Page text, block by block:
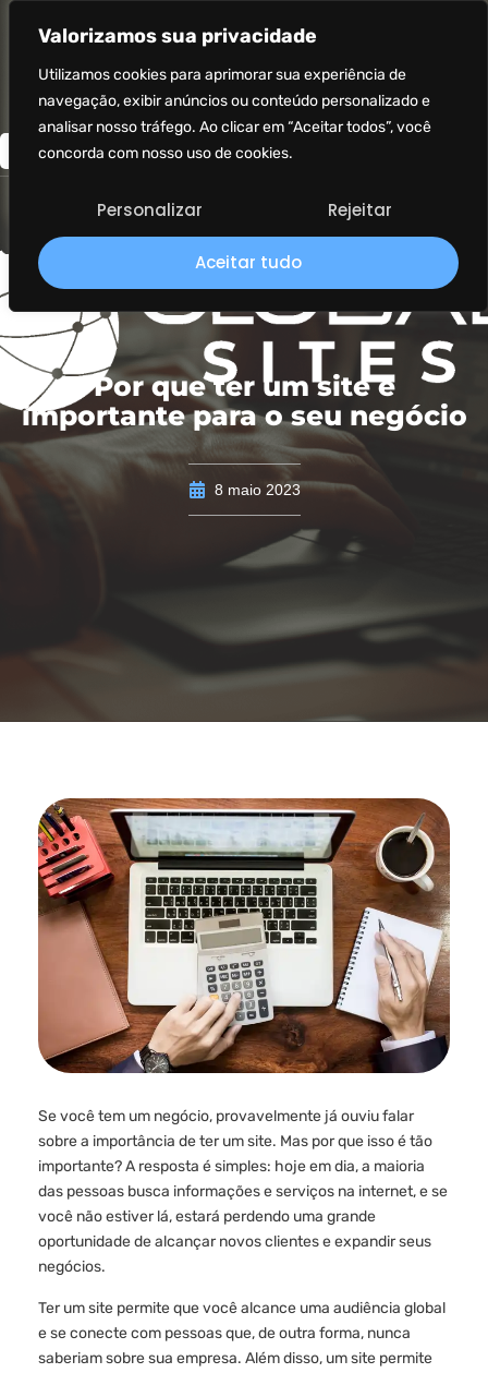
Valorizamos sua privacidade
Utilizamos cookies para aprimorar sua experiência de
navegação, exibir anúncios ou conteúdo personalizado e
analisar nosso tráfego. Ao clicar em “Aceitar todos”, você
concorda com nosso uso de cookies.
Personalizar Rejeitar
Aceitar tudo
Por que ter um site é
importante para o seu negócio
8 maio 2023
Se você tem um negócio, provavelmente já ouviu falar
sobre a importância de ter um site. Mas por que isso é tão
importante? A resposta é simples: hoje em dia, a maioria
das pessoas busca informações e serviços na internet, e se
você não estiver lá, estará perdendo uma grande
oportunidade de alcançar novos clientes e expandir seus
negócios.
Ter um site permite que você alcance uma audiência global
e se conecte com pessoas que, de outra forma, nunca
saberiam sobre sua empresa. Além disso, um site permite